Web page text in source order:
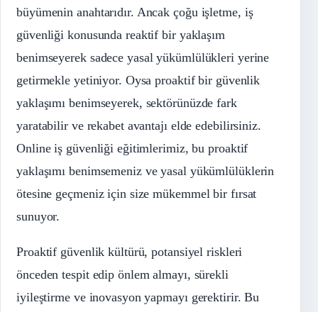
büyümenin anahtarıdır. Ancak çoğu işletme, iş
güvenliği konusunda reaktif bir yaklaşım
benimseyerek sadece yasal yükümlülükleri yerine
getirmekle yetiniyor. Oysa proaktif bir güvenlik
yaklaşımı benimseyerek, sektörünüzde fark
yaratabilir ve rekabet avantajı elde edebilirsiniz.
Online iş güvenliği eğitimlerimiz, bu proaktif
yaklaşımı benimsemeniz ve yasal yükümlülüklerin
ötesine geçmeniz için size mükemmel bir fırsat
sunuyor.
Proaktif güvenlik kültürü, potansiyel riskleri
önceden tespit edip önlem almayı, sürekli
iyileştirme ve inovasyon yapmayı gerektirir. Bu